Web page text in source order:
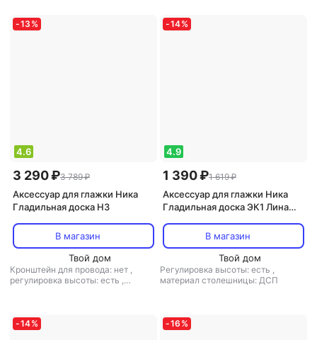
-13 %
4.6
3 290 ₽3 789 ₽
Аксессуар для глажки Ника
Гладильная доска Н3
В магазин
Твой дом
Кронштейн для провода: нет ,
регулировка высоты: есть ,
-14%
4.9
1 390 ₽1 619 ₽
Аксессуар для глажки Ника
Гладильная доска ЭК1 Лина
В магазин
Твой дом
Регулировка высоты: есть ,
материал столешницы: ДСП
-14% -16 %